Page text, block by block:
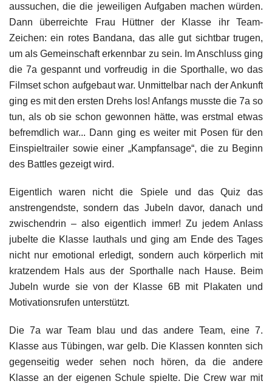
aussuchen, die die jeweiligen Aufgaben machen würden.
Dann überreichte Frau Hüttner der Klasse ihr Team-
Zeichen: ein rotes Bandana, das alle gut sichtbar trugen,
um als Gemeinschaft erkennbar zu sein. Im Anschluss ging
die 7a gespannt und vorfreudig in die Sporthalle, wo das
Filmset schon aufgebaut war. Unmittelbar nach der Ankunft
ging es mit den ersten Drehs los! Anfangs musste die 7a so
tun, als ob sie schon gewonnen hätte, was erstmal etwas
befremdlich war... Dann ging es weiter mit Posen für den
Einspieltrailer sowie einer „Kampfansage“, die zu Beginn
des Battles gezeigt wird.
Eigentlich waren nicht die Spiele und das Quiz das
anstrengendste, sondern das Jubeln davor, danach und
zwischendrin – also eigentlich immer! Zu jedem Anlass
jubelte die Klasse lauthals und ging am Ende des Tages
nicht nur emotional erledigt, sondern auch körperlich mit
kratzendem Hals aus der Sporthalle nach Hause. Beim
Jubeln wurde sie von der Klasse 6B mit Plakaten und
Motivationsrufen unterstützt.
Die 7a war Team blau und das andere Team, eine 7.
Klasse aus Tübingen, war gelb. Die Klassen konnten sich
gegenseitig weder sehen noch hören, da die andere
Klasse an der eigenen Schule spielte. Die Crew war mit